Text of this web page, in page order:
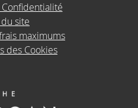
site
maximums
des Cookies